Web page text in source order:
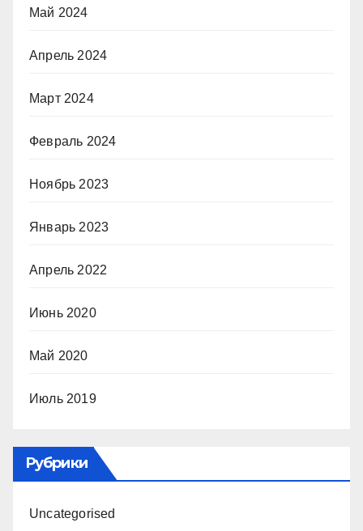
Май 2024
Апрель 2024
Март 2024
Февраль 2024
Ноябрь 2023
Январь 2023
Апрель 2022
Июнь 2020
Май 2020
Июль 2019
Рубрики
Uncategorised